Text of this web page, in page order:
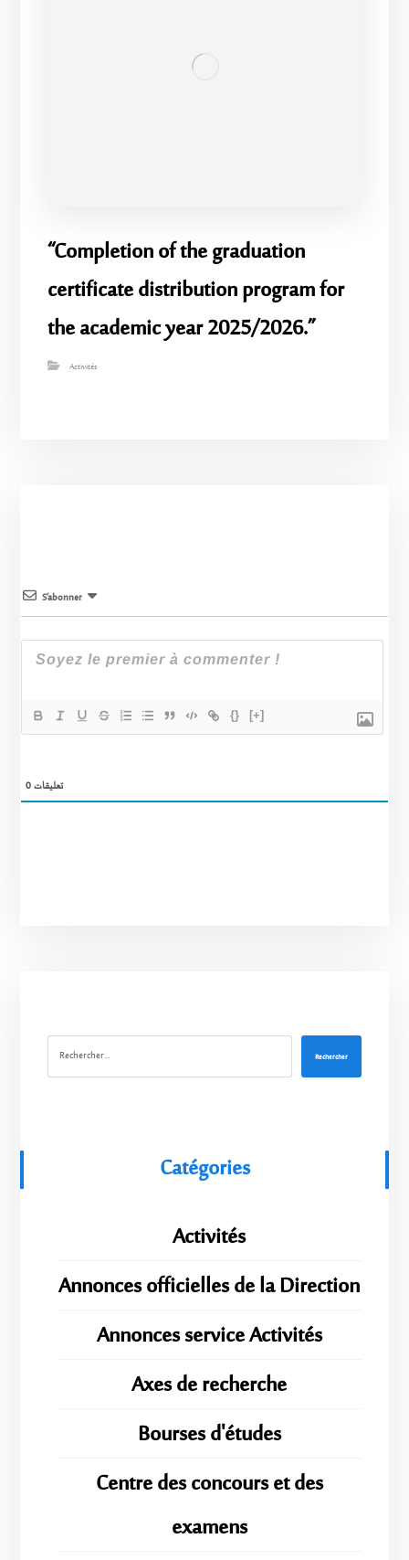
“Completion of the graduation
certificate distribution program for
the academic year 2025/2026.”
Activités
S’abonner
{} [+]
0تعليقات
Rechercher
Catégories
Activités
Annonces officielles de la Direction
Annonces service Activités
Axes de recherche
Bourses d'études
Centre des concours et des
examens